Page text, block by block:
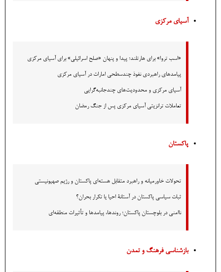
آسیای مرکزی
«اسب تروا» برای هارتلند؛ پیدا و پنهان «صلح اسرائیلی» برای آسیای مرکزی
پیامدهای راهبردی نفوذ چندسطحی امارات در آسیای مرکزی
آسیای مرکزی و محدودیت‌های چندجانبه‌گرایی
تعاملات ترانزیتی آسیای مرکزی پس از جنگ رمضان
پاکستان
تحولات خاورمیانه و راهبرد متقابل هسته‌ای پاکستان و رژیم صهیونیستی
ثبات سیاسی پاکستان در آستانۀ احیا یا تکرار بحران؟
ناامنی در بلوچستان پاکستان؛ روندها، پیامدها و تأثیرات منطقه‌ای
بازشناسی فرهنگ و تمدن